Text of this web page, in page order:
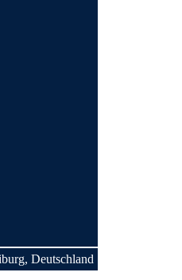
Deutschland